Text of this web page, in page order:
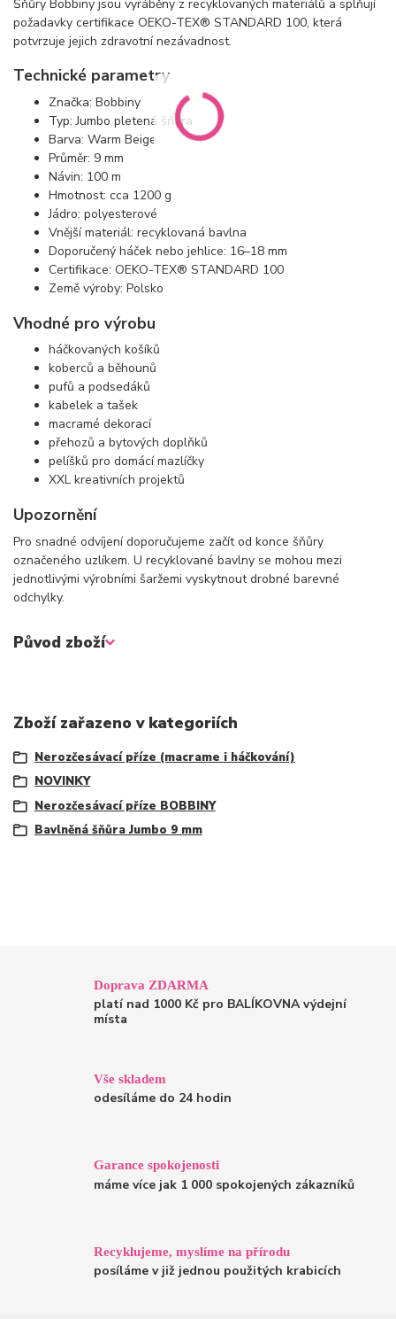
Šňůry Bobbiny jsou vyráběny z recyklovaných materiálů a splňují
požadavky certifikace OEKO-TEX® STANDARD 100, která
potvrzuje jejich zdravotní nezávadnost.
Technické parametry
Značka: Bobbiny
Typ: Jumbo pletená šňůra
Barva: Warm Beige
Průměr: 9 mm
Návin: 100 m
Hmotnost: cca 1200 g
Jádro: polyesterové
Vnější materiál: recyklovaná bavlna
Doporučený háček nebo jehlice: 16–18 mm
Certifikace: OEKO-TEX® STANDARD 100
Země výroby: Polsko
Vhodné pro výrobu
háčkovaných košíků
koberců a běhounů
pufů a podsedáků
kabelek a tašek
macramé dekorací
přehozů a bytových doplňků
pelíšků pro domácí mazlíčky
XXL kreativních projektů
Upozornění
Pro snadné odvíjení doporučujeme začít od konce šňůry
označeného uzlíkem. U recyklované bavlny se mohou mezi
jednotlivými výrobními šaržemi vyskytnout drobné barevné
odchylky.
Původ zboží
Zboží zařazeno v kategoriích
Nerozčesávací příze (macrame i háčkování)
NOVINKY
Nerozčesávací příze BOBBINY
Bavlněná šňůra Jumbo 9 mm
Doprava ZDARMA
platí nad 1000 Kč pro BALÍKOVNA výdejní
místa
Vše skladem
odesíláme do 24 hodin
Garance spokojenosti
máme více jak 1 000 spokojených zákazníků
Recyklujeme, myslíme na přírodu
posíláme v již jednou použitých krabicích